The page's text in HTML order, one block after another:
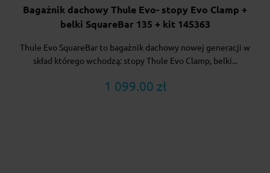
Bagażnik dachowy Thule Evo- stopy Evo Clamp +
belki SquareBar 135 + kit 145363
Thule Evo SquareBar to bagażnik dachowy nowej generacji w
skład którego wchodzą: stopy Thule Evo Clamp, belki...
1 099.00 zł